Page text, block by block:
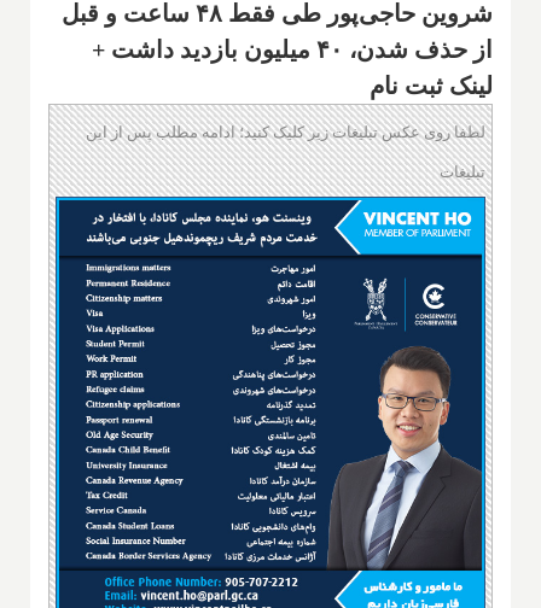
شروین حاجی‌پور طی فقط ۴۸ ساعت و قبل
از حذف شدن، ۴۰ میلیون بازدید داشت +
لینک ثبت نام
لطفا روی عکس تبلیغات زیر کلیک کنید؛ ادامه مطلب پس از این
تبلیغات